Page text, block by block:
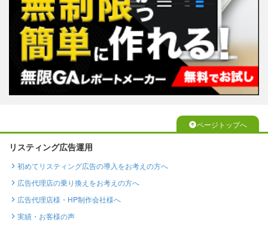
ページトップへ
リスティング広告運用
初めてリスティング広告の導入をお考えの方へ
広告代理店の乗り換えをお考えの方へ
広告代理店様・HP制作会社様へ
実績・お客様の声